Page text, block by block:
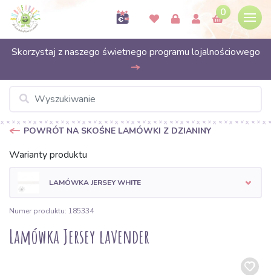
0
Skorzystaj z naszego świetnego programu lojalnościowego
POWRÓT NA SKOŚNE LAMÓWKI Z DZIANINY
Warianty produktu
LAMÓWKA JERSEY WHITE
Numer produktu: 185334
Lamówka Jersey lavender